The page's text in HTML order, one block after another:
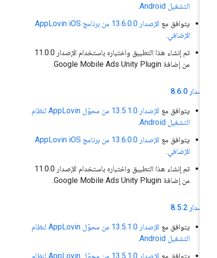
التشغيل Android
.
يتوافق مع
الإصدار 13.6.0.0 من برنامج AppLovin iOS
الإضافي.
تم إنشاء هذا التطبيق واختباره باستخدام الإصدار 11.0.0
من إضافة Google Mobile Ads Unity Plugin.
8
. 6.0
يتوافق مع
الإصدار 13.5.1.0 من محوّل AppLovin لنظام
التشغيل Android
.
يتوافق مع
الإصدار 13.6.0.0 من برنامج AppLovin iOS
الإضافي.
تم إنشاء هذا التطبيق واختباره باستخدام الإصدار 11.0.0
من إضافة Google Mobile Ads Unity Plugin.
8
. 5.2
يتوافق مع
الإصدار 13.5.1.0 من محوّل AppLovin لنظام
التشغيل Android
.
يتوافق مع
الإصدار 13.5.1.0 من محوّل AppLovin لنظام